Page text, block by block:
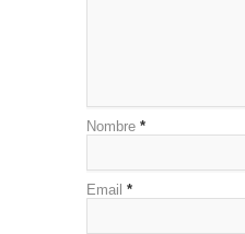
Nombre *
Email *